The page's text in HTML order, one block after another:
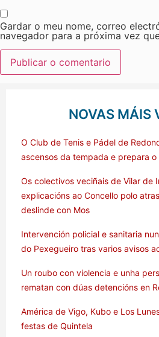
Gardar o meu nome, correo
navegador para a próxima vez
NOVAS MÁIS
O Club de Tenis e Pádel de
ascensos da tempada e prepara o
Os colectivos veciñais de Vilar de
explicacións ao Concello polo
deslinde con Mos
Intervención policial e sanitaria
do Pexegueiro tras varios avisos
Un roubo con violencia e unha
rematan con dúas detencións en
América de Vigo, Kubo e Los
festas de Quintela